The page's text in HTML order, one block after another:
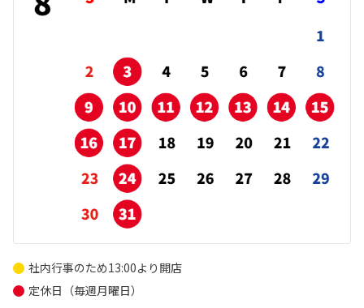
社内行事のため13:00より開店
定休日（毎週月曜日）